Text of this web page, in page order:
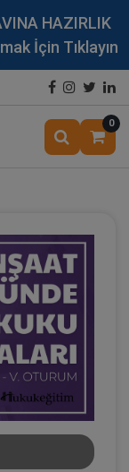
HAZIRLIK
İçin Tıklayın
0